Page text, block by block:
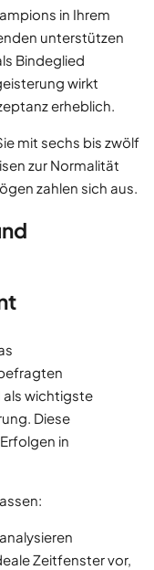
in Ihrem
unterstützen
Bindeglied
wirkt
erheblich.
mit sechs bis zwölf
zur Normalität
zahlen sich aus.
als wichtigste
Diese
in
Zeitfenster vor,